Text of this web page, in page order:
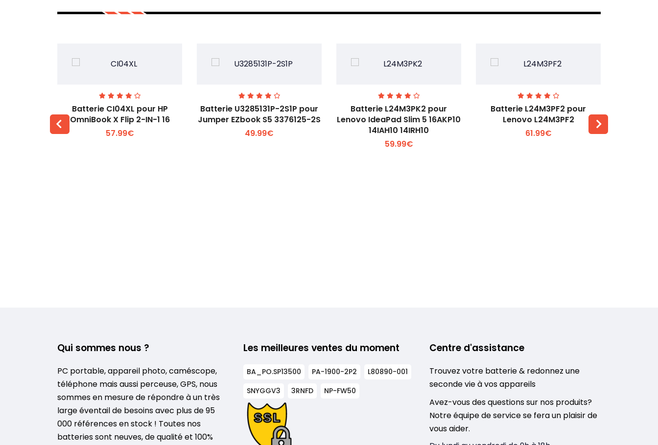
Voir plus +
Batterie CI04XL pour HP
OmniBook X Flip 2-IN-1 16
57.99€
Voir plus +
Batterie U3285131P-2S1P pour
Jumper EZbook S5 3376125-2S
49.99€
Voir plus +
Batterie L24M3PK2 pour
Lenovo IdeaPad Slim 5 16AKP10
14IAH10 14IRH10
59.99€
Voir plus +
Batterie L24M3PF2 pour
Lenovo L24M3PF2
61.99€
Qui sommes nous ?
PC portable, appareil photo, caméscope,
téléphone mais aussi perceuse, GPS, nous
sommes en mesure de répondre à un très
large éventail de besoins avec plus de 95
000 références en stock ! Toutes nos
batteries sont neuves, de qualité et 100%
Les meilleures ventes du moment
BA_PO.SP13500 PA-1900-2P2
L80890-001
SNYGGV3
3RNFD NP-FW50
Centre d'assistance
Trouvez votre batterie & redonnez une
seconde vie à vos appareils
Avez-vous des questions sur nos produits?
Notre équipe de service se fera un plaisir de
vous aider.